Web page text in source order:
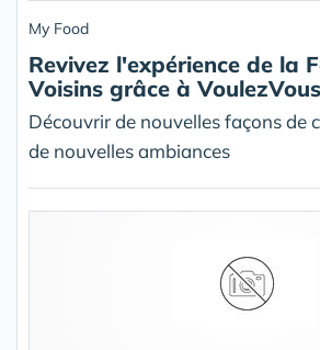
My Food
Revivez l'expérience de la
Voisins grâce à
Découvrir de nouvelles façons de
de nouvelles ambiances